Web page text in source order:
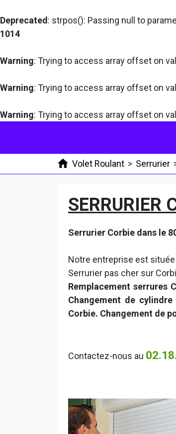
Deprecated : strpos(): Passing null to
1014
Warning: Trying to access array offset on
Warning: Trying to access array offset on
Warning: Trying to access array offset on
Volet Roulant > Serrurier
SERRURIER
Serrurier Corbie dans le
Notre entreprise est située
Serrurier pas cher sur
Remplacement serrures
Changement de
Corbie. Changement de
Contactez-nous au